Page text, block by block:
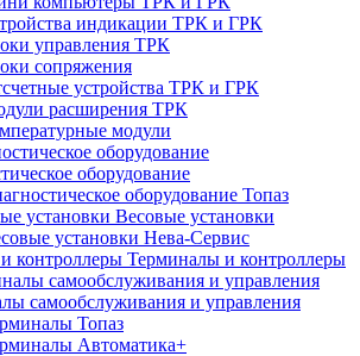
индикации ТРК и ГРК
управления ТРК
сопряжения
устройства ТРК и ГРК
расширения ТРК
модули
оборудование
оборудование Топаз
Весовые установки
установки Нева-Сервис
Терминалы и контроллеры
самообслуживания и управления
Топаз
Автоматика+